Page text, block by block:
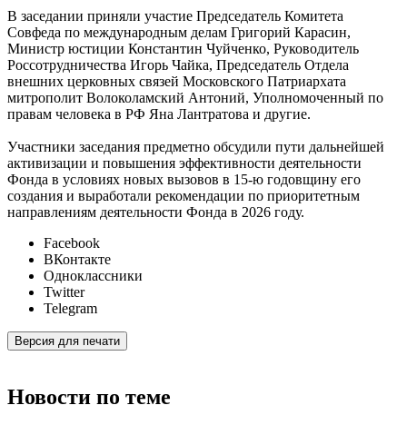
В заседании приняли участие Председатель Комитета
Совфеда по международным делам Григорий Карасин,
Министр юстиции Константин Чуйченко, Руководитель
Россотрудничества Игорь Чайка, Председатель Отдела
внешних церковных связей Московского Патриархата
митрополит Волоколамский Антоний, Уполномоченный по
правам человека в РФ Яна Лантратова и другие.
Участники заседания предметно обсудили пути дальнейшей
активизации и повышения эффективности деятельности
Фонда в условиях новых вызовов в 15-ю годовщину его
создания и выработали рекомендации по приоритетным
направлениям деятельности Фонда в 2026 году.
Facebook
ВКонтакте
Одноклассники
Twitter
Telegram
Версия для печати
Новости по теме